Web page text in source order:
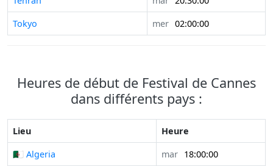
Tokyo
mer 02:00:00
Heures de début de Festival de Cannes
dans différents pays :
Lieu
Heure
🇩🇿 Algeria
mar 18:00:00